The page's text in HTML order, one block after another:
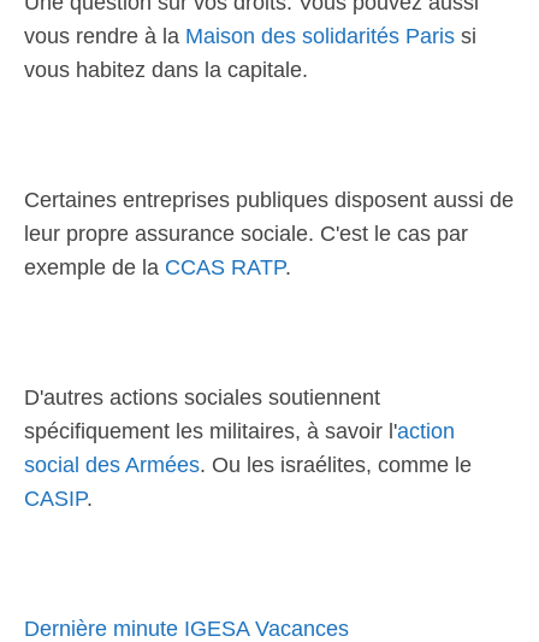
vous rendre à la Maison des solidarités Paris si
vous habitez dans la capitale.
Certaines entreprises publiques disposent aussi de
leur propre assurance sociale. C'est le cas par
exemple de la CCAS RATP.
D'autres actions sociales soutiennent
spécifiquement les militaires, à savoir l'action
social des Armées. Ou les israélites, comme le
CASIP.
Dernière minute IGESA Vacances